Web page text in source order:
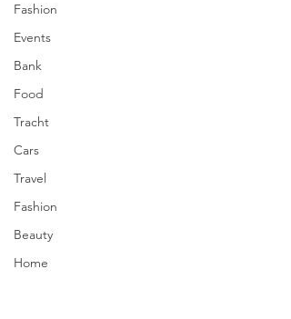
Fashion
Events
Bank
Food
Tracht
Cars
Travel
Fashion
Beauty
Home